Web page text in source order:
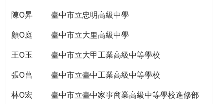
陳O昇 臺中市立忠明高級中學
顏O庭 臺中市立大里高級中學
王O玉 臺中市立大甲工業高級中等學校
張O菖 臺中市立臺中工業高級中等學校
林O宏 臺中市立臺中家事商業高級中等學校進修部